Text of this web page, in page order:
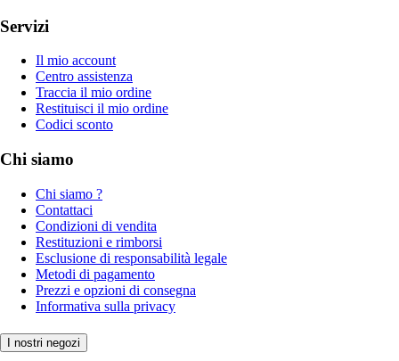
Servizi
Il mio account
Centro assistenza
Traccia il mio ordine
Restituisci il mio ordine
Codici sconto
Chi siamo
Chi siamo ?
Contattaci
Condizioni di vendita
Restituzioni e rimborsi
Esclusione di responsabilità legale
Metodi di pagamento
Prezzi e opzioni di consegna
Informativa sulla privacy
I nostri negozi